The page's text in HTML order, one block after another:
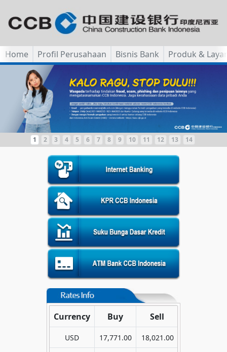
Home Profil Perusahaan Bisnis Bank Produk &
1 2 3 4 5 6 7 8 9 10 11 12 13 14
Currency Buy Sell
USD 17,771.00 18,021.00